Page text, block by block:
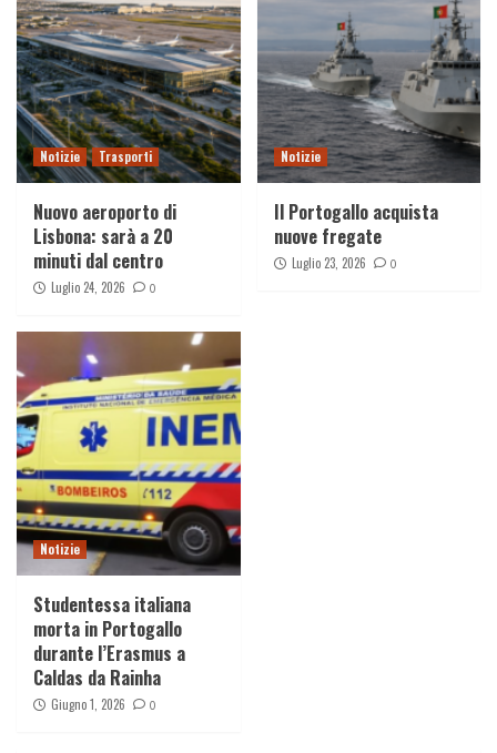
Notizie Trasporti
Nuovo aeroporto di
Lisbona: sarà a 20
minuti dal centro
Luglio 24, 2026 0
Notizie
Il Portogallo acquista
nuove fregate
Luglio 23, 2026 0
Notizie
Studentessa italiana
morta in Portogallo
durante l’Erasmus a
Caldas da Rainha
Giugno 1, 2026 0